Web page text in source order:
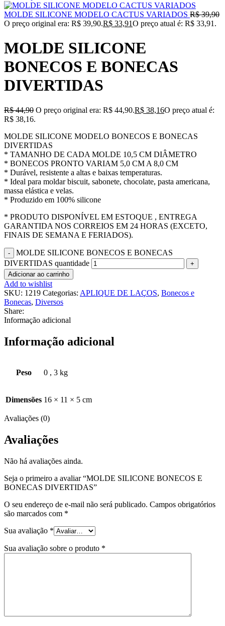
MOLDE SILICONE MODELO CACTUS VARIADOS R$39,90
O preço original era: R$ 39,90.R$ 33,91O preço atual é: R$ 33,91.
MOLDE SILICONE
BONECOS E BONECAS
DIVERTIDAS
R$44,90 O preço original era: R$ 44,90.R$ 38,16O preço atual é:
R$ 38,16.
MOLDE SILICONE MODELO BONECOS E BONECAS
DIVERTIDAS
* TAMANHO DE CADA MOLDE 10,5 CM DIÂMETRO
* BONECOS PRONTO VARIAM 5,0 CM A 8,0 CM
* Durável, resistente a altas e baixas temperaturas.
* Ideal para moldar biscuit, sabonete, chocolate, pasta americana,
massa elástica e velas.
* Produzido em 100% silicone
* PRODUTO DISPONÍVEL EM ESTOQUE , ENTREGA
GARANTIDA NOS CORREIOS EM 24 HORAS (EXCETO,
FINAIS DE SEMANA E FERIADOS).
MOLDE SILICONE BONECOS E BONECAS
DIVERTIDAS quantidade
Adicionar ao carrinho
Add to wishlist
SKU: 1219 Categorias: APLIQUE DE LAÇOS, Bonecos e
Bonecas, Diversos
Share:
Informação adicional
Informação adicional
Peso 0 , 3 kg
Dimensões 16 × 11 × 5 cm
Avaliações (0)
Avaliações
Não há avaliações ainda.
Seja o primeiro a avaliar “MOLDE SILICONE BONECOS E
BONECAS DIVERTIDAS”
O seu endereço de e-mail não será publicado. Campos obrigatórios
são marcados com *
Sua avaliação *
Sua avaliação sobre o produto *